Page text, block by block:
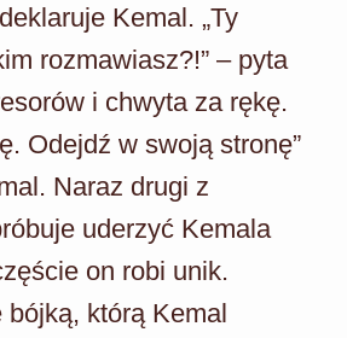
Kemal. „Ty
rozmawiasz?!” – pyta
i chwyta za rękę.
Odejdź w swoją stronę”
Naraz drugi z
uderzyć Kemala
on robi unik.
którą Kemal